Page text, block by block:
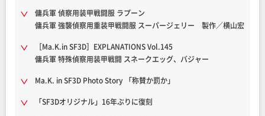
傭兵軍 偵察用装甲戦闘服 ラプーン
傭兵軍 強襲偵察用重装甲戦闘服 スーパージェリー 製作／横山宏
［Ma.K.in SF3D］EXPLANATIONS Vol.145
傭兵軍 特殊偵察用装甲戦闘 スネークエッグ、バジャー
Ma.K. in SF3D Photo Story 「称賛か罰か」
「SF3Dオリジナル」16年ぶりに復刻